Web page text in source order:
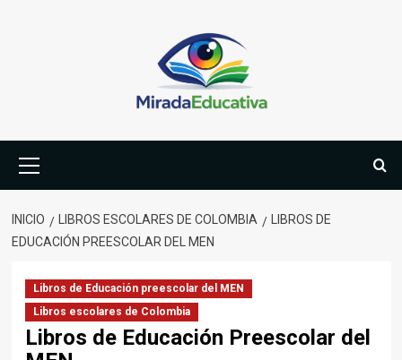
primario
INICIO LIBROS ESCOLARES DE COLOMBIA
LIBROS DE
EDUCACIÓN PREESCOLAR DEL MEN
Libros de Educación preescolar del MEN
Libros escolares de Colombia
Libros de Educación Preescolar del